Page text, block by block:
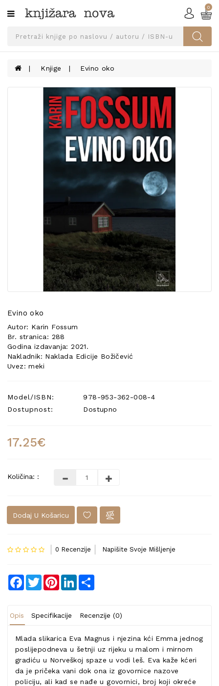
Kategorije
SVEUČILIŠNA
UDŽBENICI
KNJIGE
PRIBOR
POSEBNA
0
Knjige Evino oko
Evino oko
Autor: Karin Fossum
Br. stranica: 288
Godina izdavanja: 2021.
Nakladnik: Naklada Edicije Božičević
Uvez: meki
Model/ISBN:
978-953-362-008-4
Dostupnost:
Dostupno
17.25€
Količina: :
Dodaj U Košaricu
0 Recenzije Napišite Svoje Mišljenje
Facebook
TwitterPinterestLinkedIn
Opis Specifikacije Recenzije (0)
Mlada slikarica Eva Magnus i njezina kći Emma jednog
poslijepodneva u šetnji uz rijeku u malom i mirnom
gradiću u Norveškoj spaze u vodi leš. Eva kaže kćeri
da je pričeka vani dok ona iz govornice nazove
policiju, ali kad se nađe u govornici, broj koji okreće